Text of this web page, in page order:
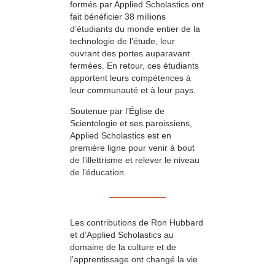
formés par Applied Scholastics ont
fait bénéficier 38 millions
d’étudiants du monde entier de la
technologie de l’étude, leur
ouvrant des portes auparavant
fermées. En retour, ces étudiants
apportent leurs compétences à
leur communauté et à leur pays.
Soutenue par l’Église de
Scientologie et ses paroissiens,
Applied Scholastics est en
première ligne pour venir à bout
de l’illettrisme et relever le niveau
de l’éducation.
Les contributions de Ron Hubbard
et d’Applied Scholastics au
domaine de la culture et de
l’apprentissage ont changé la vie